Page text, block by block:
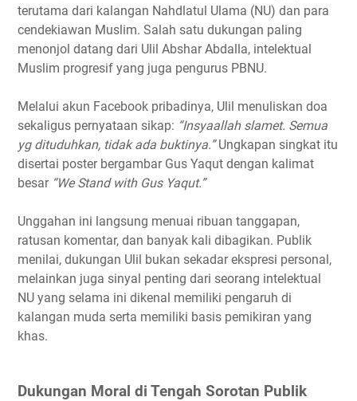
terutama dari kalangan Nahdlatul Ulama (NU) dan para
cendekiawan Muslim. Salah satu dukungan paling
menonjol datang dari Ulil Abshar Abdalla, intelektual
Muslim progresif yang juga pengurus PBNU.
Melalui akun Facebook pribadinya, Ulil menuliskan doa
sekaligus pernyataan sikap: “Insyaallah slamet. Semua
yg dituduhkan, tidak ada buktinya.”Ungkapan singkat itu
disertai poster bergambar Gus Yaqut dengan kalimat
besar “We Stand with Gus Yaqut.”
Unggahan ini langsung menuai ribuan tanggapan,
ratusan komentar, dan banyak kali dibagikan. Publik
menilai, dukungan Ulil bukan sekadar ekspresi personal,
melainkan juga sinyal penting dari seorang intelektual
NU yang selama ini dikenal memiliki pengaruh di
kalangan muda serta memiliki basis pemikiran yang
khas.
Dukungan Moral di Tengah Sorotan Publik